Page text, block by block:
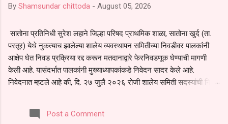
By Shamsundar chittoda - August 05, 2026
सातोना प्रतिनिधी सुरेश लहाने जिल्हा परिषद प्राथमिक शाळा, सातोना खुर्द (ता.
परतूर) येथे नुकत्याच झालेल्या शालेय व्यवस्थापन समितीच्या निवडीवर पालकांनी
आक्षेप घेत निवड प्रक्रिया रद्द करून मतदानाद्वारे फेरनिवडणूक घेण्याची मागणी
केली आहे. यासंदर्भात पालकांनी मुख्याध्यापकांकडे निवेदन सादर केले आहे.
निवेदनात म्हटले आहे की, दि. २७ जुलै २०२६ रोजी शालेय समिती सदस्यांची निवड
पालकांना देण्यात आली नसल्याने मोठ्या संख्येने पालक बैठकीस उपस्थित राहू शकले
नाहीत. तसेच सर्व पालकांना विश्वासात न घेता निवड प्रक्रिया पूर्ण करण्यात
Post a Comment